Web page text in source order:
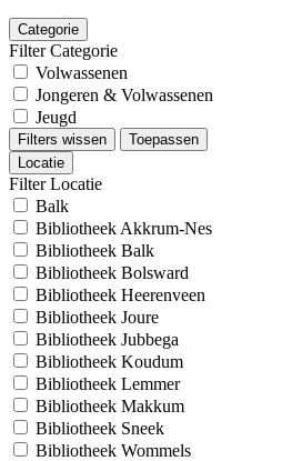
Categorie
Filter Categorie
Volwassenen
Jongeren & Volwassenen
Jeugd
Filters wissen
Toepassen
Locatie
Filter Locatie
Balk
Bibliotheek Akkrum-Nes
Bibliotheek Balk
Bibliotheek Bolsward
Bibliotheek Heerenveen
Bibliotheek Joure
Bibliotheek Jubbega
Bibliotheek Koudum
Bibliotheek Lemmer
Bibliotheek Makkum
Bibliotheek Sneek
Bibliotheek Wommels